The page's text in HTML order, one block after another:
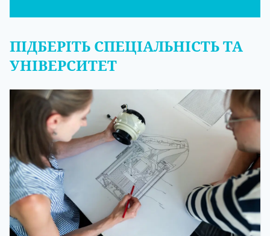
ПІДБЕРІТЬ СПЕЦІАЛЬНІСТЬ ТА
УНІВЕРСИТЕТ